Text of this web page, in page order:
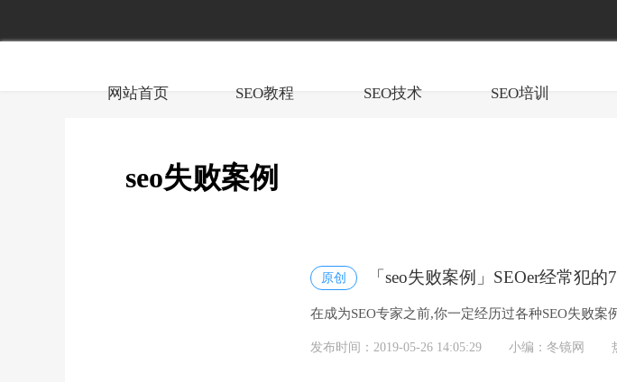
网站首页 SEO教程 SEO技术 SEO培训
seo失败案例
原创 「seo失败案例」SEOer经常犯的
在成为SEO专家之前,你一定经历过各种SEO失败
据、最终导致SEO项目失败...
发布时间：2019-05-26 14:05:29 小编：冬镜网